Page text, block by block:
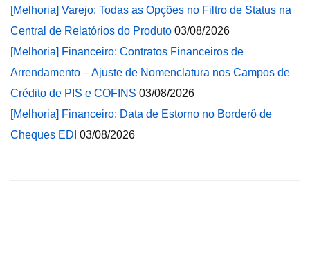
[Melhoria] Varejo: Todas as Opções no Filtro de Status na
Central de Relatórios do Produto 03/08/2026
[Melhoria] Financeiro: Contratos Financeiros de
Arrendamento – Ajuste de Nomenclatura nos Campos de
Crédito de PIS e COFINS 03/08/2026
[Melhoria] Financeiro: Data de Estorno no Borderô de
Cheques EDI 03/08/2026